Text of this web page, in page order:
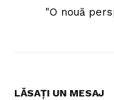
"O nouă
LĂSAȚI UN MESAJ